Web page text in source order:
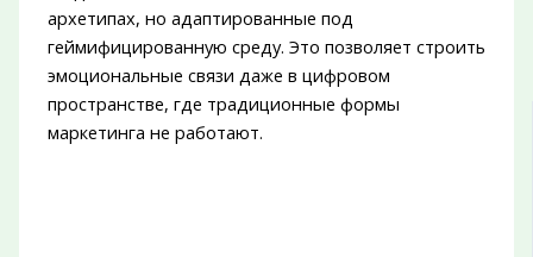
архетипах, но адаптированные под
геймифицированную среду. Это позволяет строить
эмоциональные связи даже в цифровом
пространстве, где традиционные формы
маркетинга не работают.